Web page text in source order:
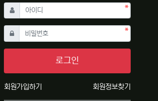
아이디
필수
비밀번호필수
로그인
회원가입하기 회원정보찾기